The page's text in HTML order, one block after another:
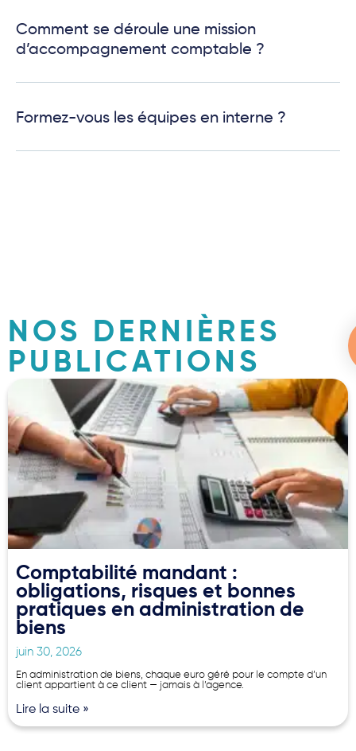
Comment se déroule une mission
d’accompagnement comptable ?
Formez-vous les équipes en interne ?
NOS DERNIÈRES
PUBLICATIONS
Comptabilité mandant :
obligations, risques et bonnes
pratiques en administration de
biens
juin 30, 2026
En administration de biens, chaque euro géré pour le compte d’un
client appartient à ce client — jamais à l’agence.
Lire la suite »